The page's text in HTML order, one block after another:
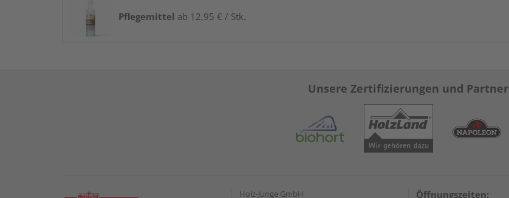
Pflegemittel ab 12,95 € / Stk.
Unsere Zertifizierungen und Partner
Holz-Junge GmbH Öffnungszeiten: